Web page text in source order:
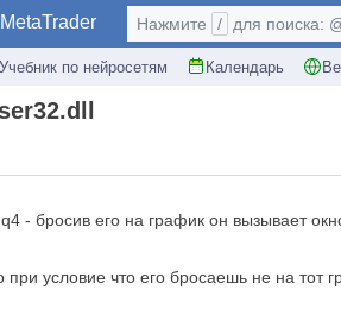
MetaTrader
Учебник по нейросетям Календарь
Нажмите / для поиска:
- бросив его на график он вызывает
условие что его бросаешь не на